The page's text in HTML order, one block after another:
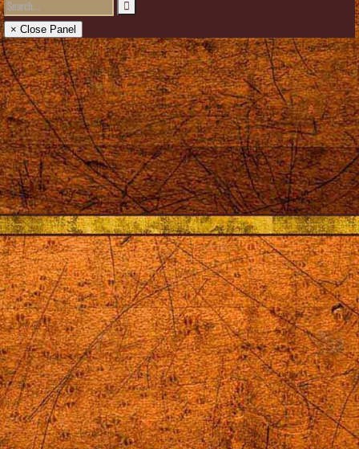
× Close Panel